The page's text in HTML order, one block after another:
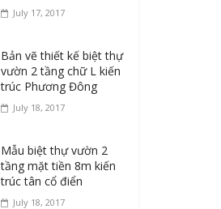
July 17, 2017
Bản vẽ thiết kế biệt thự
vườn 2 tầng chữ L kiến
trúc Phương Đông
July 18, 2017
Mẫu biệt thự vườn 2
tầng mặt tiền 8m kiến
trúc tân cổ điển
July 18, 2017